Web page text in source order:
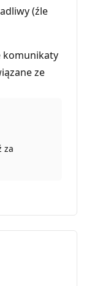
(źle
komunikaty
ze
za